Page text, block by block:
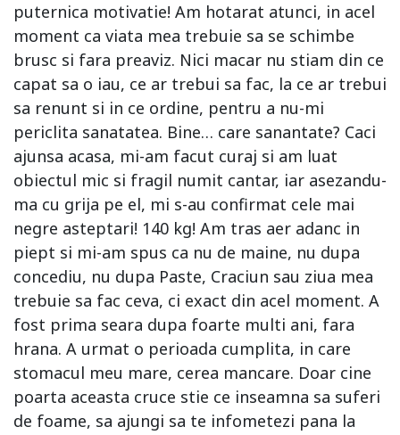
puternica motivatie! Am hotarat atunci, in acel
moment ca viata mea trebuie sa se schimbe
brusc si fara preaviz. Nici macar nu stiam din ce
capat sa o iau, ce ar trebui sa fac, la ce ar trebui
sa renunt si in ce ordine, pentru a nu-mi
periclita sanatatea. Bine… care sanantate? Caci
ajunsa acasa, mi-am facut curaj si am luat
obiectul mic si fragil numit cantar, iar asezandu-
ma cu grija pe el, mi s-au confirmat cele mai
negre asteptari! 140 kg! Am tras aer adanc in
piept si mi-am spus ca nu de maine, nu dupa
concediu, nu dupa Paste, Craciun sau ziua mea
trebuie sa fac ceva, ci exact din acel moment. A
fost prima seara dupa foarte multi ani, fara
hrana. A urmat o perioada cumplita, in care
stomacul meu mare, cerea mancare. Doar cine
poarta aceasta cruce stie ce inseamna sa suferi
de foame, sa ajungi sa te infometezi pana la